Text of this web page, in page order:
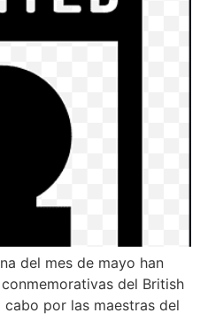
del mes de mayo han
del British
por las maestras del